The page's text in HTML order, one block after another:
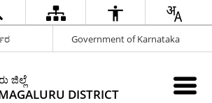
Government of Karnataka
ಜಿಲ್ಲೆ
DISTRICT